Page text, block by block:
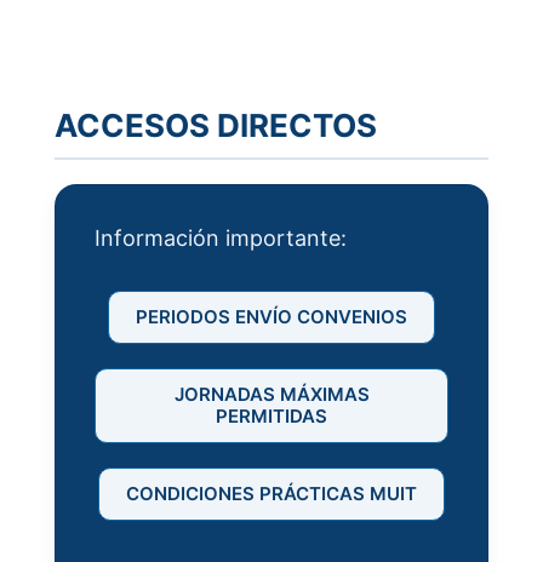
ACCESOS DIRECTOS
Información importante:
PERIODOS ENVÍO CONVENIOS
JORNADAS MÁXIMAS
PERMITIDAS
CONDICIONES PRÁCTICAS MUIT